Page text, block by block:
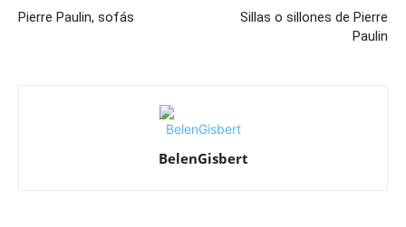
Pierre Paulin, sofás
Sillas o sillones de Pierre
Paulin
BelenGisbert